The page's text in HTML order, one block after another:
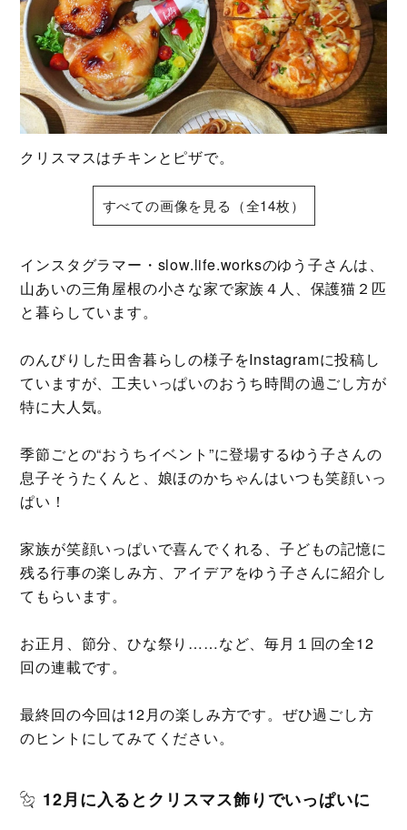
クリスマスはチキンとピザで。
すべての画像を見る（全14枚）
インスタグラマー・slow.life.worksのゆう子さんは、
山あいの三角屋根の小さな家で家族４人、保護猫２匹
と暮らしています。
のんびりした田舎暮らしの様子をInstagramに投稿し
ていますが、工夫いっぱいのおうち時間の過ごし方が
特に大人気。
季節ごとの“おうちイベント”に登場するゆう子さんの
息子そうたくんと、娘ほのかちゃんはいつも笑顔いっ
ぱい！
家族が笑顔いっぱいで喜んでくれる、子どもの記憶に
残る行事の楽しみ方、アイデアをゆう子さんに紹介し
てもらいます。
お正月、節分、ひな祭り……など、毎月１回の全12
回の連載です。
最終回の今回は12月の楽しみ方です。ぜひ過ごし方
のヒントにしてみてください。
12月に入るとクリスマス飾りでいっぱいに